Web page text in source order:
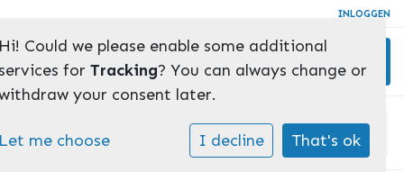
INLOGGEN
Ouders Ouderraad
Could we please enable some additional
for Tracking? You can always change or
your consent later.
me choose I decline That's ok